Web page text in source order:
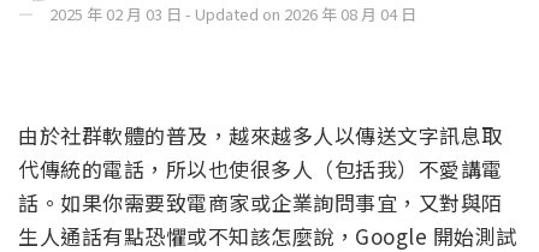
2025 年 02 月 03 日 - Updated on 2026 年 08 月 04 日
由於社群軟體的普及，越來越多人以傳送文字訊息取
代傳統的電話，所以也使很多人（包括我）不愛講電
話。如果你需要致電商家或企業詢問事宜，又對與陌
生人通話有點恐懼或不知該怎麼說，Google 開始測試